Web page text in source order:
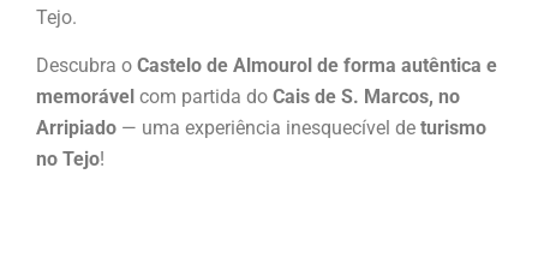
Tejo.
Descubra o Castelo de Almourol de forma autêntica e
memorável com partida do Cais de S. Marcos, no
Arripiado — uma experiência inesquecível de turismo
no Tejo!